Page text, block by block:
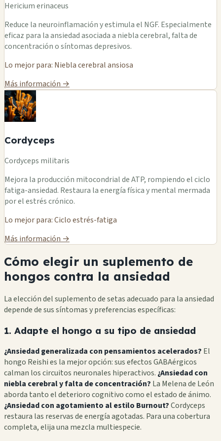
Hericium erinaceus
Reduce la neuroinflamación y estimula el NGF. Especialmente
eficaz para la ansiedad asociada a niebla cerebral, falta de
concentración o síntomas depresivos.
Lo mejor para: Niebla cerebral ansiosa
Más información →
Cordyceps
Cordyceps militaris
Mejora la producción mitocondrial de ATP, rompiendo el ciclo
fatiga-ansiedad. Restaura la energía física y mental mermada
por el estrés crónico.
Lo mejor para: Ciclo estrés-fatiga
Más información →
Cómo elegir un suplemento de
hongos contra la ansiedad
La elección del suplemento de setas adecuado para la ansiedad
depende de sus síntomas y preferencias específicas:
1. Adapte el hongo a su tipo de ansiedad
¿Ansiedad generalizada con pensamientos acelerados? El
hongo Reishi es la mejor opción: sus efectos GABAérgicos
calman los circuitos neuronales hiperactivos. ¿Ansiedad con
niebla cerebral y falta de concentración? La Melena de León
aborda tanto el deterioro cognitivo como el estado de ánimo.
¿Ansiedad con agotamiento al estilo Burnout?Cordyceps
restaura las reservas de energía agotadas. Para una cobertura
completa, elija una mezcla multiespecie.